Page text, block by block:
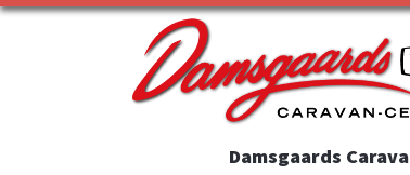
Damsgaards